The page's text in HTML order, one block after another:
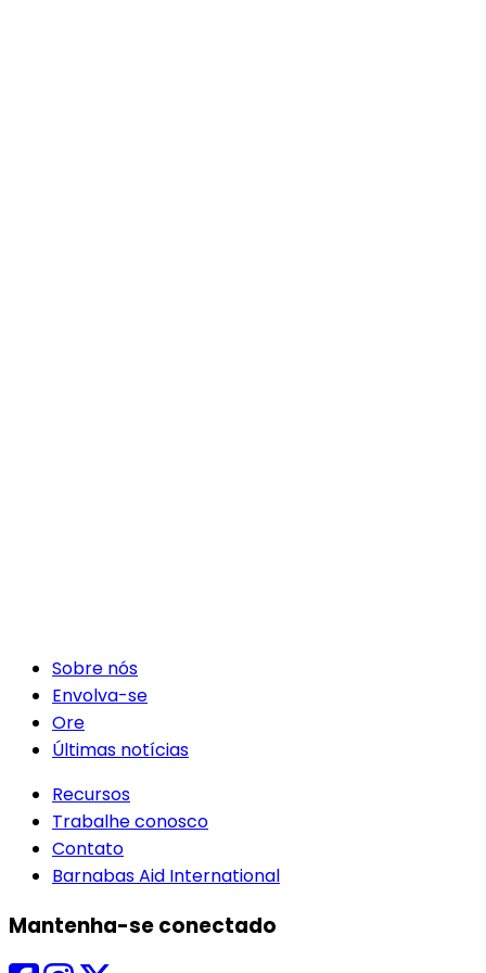
Sobre nós
Envolva-se
Ore
Últimas notícias
Recursos
Trabalhe conosco
Contato
Barnabas Aid International
Mantenha-se conectado